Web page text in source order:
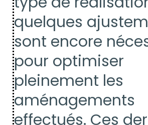
quelques
sont encore
pour optimiser
pleinement les
aménagements
effectués. Ces